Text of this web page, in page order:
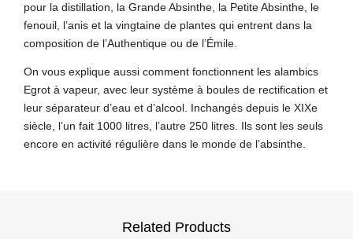
pour la distillation, la Grande Absinthe, la Petite Absinthe, le
fenouil, l’anis et la vingtaine de plantes qui entrent dans la
composition de l’Authentique ou de l’Émile.
On vous explique aussi comment fonctionnent les alambics
Egrot à vapeur, avec leur système à boules de rectification et
leur séparateur d’eau et d’alcool. Inchangés depuis le XIXe
siècle, l’un fait 1000 litres, l’autre 250 litres. Ils sont les seuls
encore en activité régulière dans le monde de l’absinthe.
Related Products